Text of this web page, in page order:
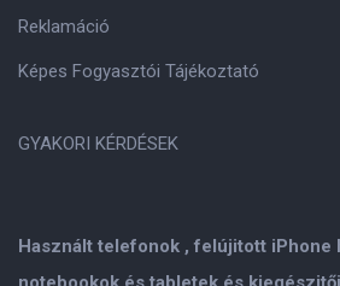
Használt telefonok , felújitott iPhone
Reklamáció
Képes Fogyasztói Tájékoztató
GYAKORI KÉRDÉSEK